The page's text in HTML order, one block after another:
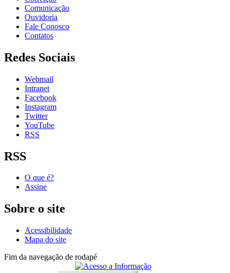
Comunicação
Ouvidoria
Fale Conosco
Contatos
Redes Sociais
Webmail
Intranet
Facebook
Instagram
Twitter
YouTube
RSS
RSS
O que é?
Assine
Sobre o site
Acessibilidade
Mapa do site
Fim da navegação de rodapé